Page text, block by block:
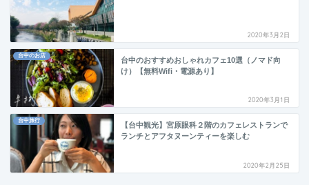
2020年3月2日
台中のお店
台中のおすすめおしゃれカフェ10選（ノマド向
け）【無料Wifi・電源あり】
2020年3月1日
台中旅行
【台中観光】宮原眼科２階のカフェレストランで
ランチとアフタヌーンティーを楽しむ
2020年2月25日